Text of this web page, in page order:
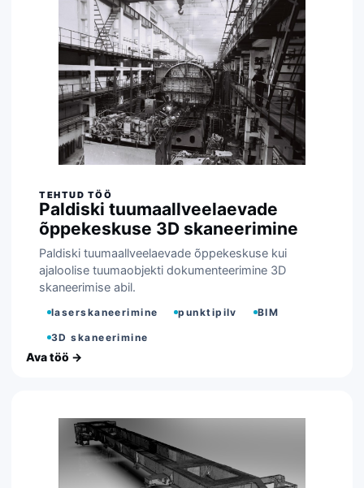
Paldiski tuumaallveelaevade
õppekeskuse 3D skaneerimine
Paldiski tuumaallveelaevade õppekeskuse kui
ajaloolise tuumaobjekti dokumenteerimine 3D
skaneerimise abil.
laserskaneerimine punktipilv BIM
3D skaneerimine